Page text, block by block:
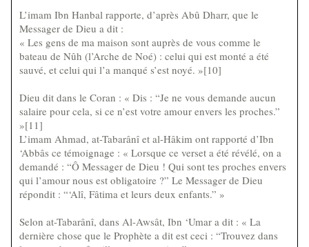
L’imam Ibn Hanbal rapporte, d’après Abû Dharr, que le
Messager de Dieu a dit :
« Les gens de ma maison sont auprès de vous comme le
bateau de Nûh (l’Arche de Noé) : celui qui est monté a été
sauvé, et celui qui l’a manqué s’est noyé. »[10]
Dieu dit dans le Coran : « Dis : “Je ne vous demande aucun
salaire pour cela, si ce n’est votre amour envers les proches.”
»[11]
L’imam Ahmad, at-Tabarânî et al-Hâkim ont rapporté d’Ibn
‘Abbâs ce témoignage : « Lorsque ce verset a été révélé, on a
demandé : “Ô Messager de Dieu ! Qui sont tes proches envers
qui l’amour nous est obligatoire ?” Le Messager de Dieu
répondit : “‘Alî, Fâtima et leurs deux enfants.” »
Selon at-Tabarânî, dans Al-Awsât, Ibn ‘Umar a dit : « La
dernière chose que le Prophète a dit est ceci : “Trouvez dans